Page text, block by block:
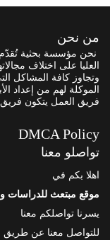
من نحن
نحن مؤسسة بحثية تُقدّم
العليا على اختلاف
وتجاوز كافة المشاكل
الموكلة لهم من إعداد
فريق العمل يتكون فريق
DMCA Policy
تواصلو معنا
اهلا بكم في
موقع مبتعث للدراسات
يسرنا تواصلكم معنا
للتواصل معنا عن طريق